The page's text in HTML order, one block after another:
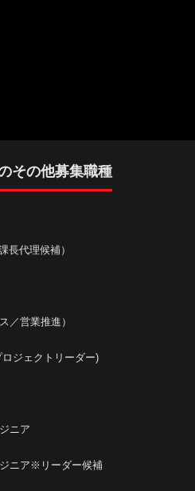
その他募集職種
長代理候補）
／営業推進）
ロジェクトリーダー)
ニア
ジニア※リーダー候補